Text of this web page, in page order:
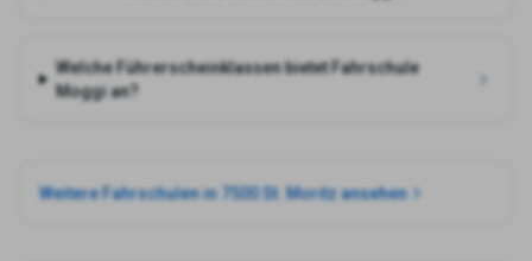
Welche Führerscheinklassen bietet Fahrschule
Moggi an?
Weitere Fahrschulen in 7500 St. Moritzansehen